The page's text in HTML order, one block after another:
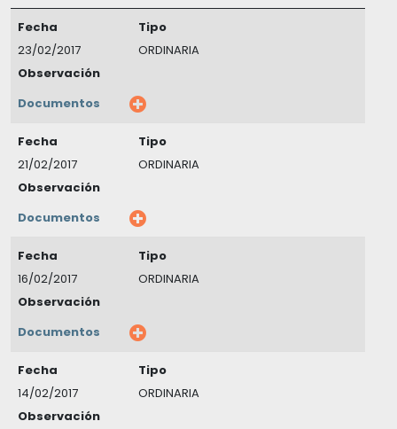
Fecha
23/02/2017
Tipo
ORDINARIA
Observación
Documentos
Fecha
21/02/2017
Tipo
ORDINARIA
Observación
Documentos
Fecha
16/02/2017
Tipo
ORDINARIA
Observación
Documentos
Fecha
14/02/2017
Tipo
ORDINARIA
Observación